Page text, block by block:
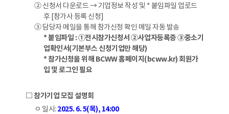
② 신청서 다운로드 → 기업정보 작성 및 * 붙임파일 업로드
후 [참가사 등록 신청]
③ 담당자 메일을 통해 참가신청 확인 메일 자동 발송
* 붙임파일 : ①전시참가신청서 ②사업자등록증 ③중소기
업확인서(기본부스 신청기업만 해당)
* 참가신청을 위해 BCWW 홈페이지(bcww.kr) 회원가
입 및 로그인 필요
□ 참가기업 모집 설명회
ㅇ 일시: 2025. 6. 5(목), 14:00